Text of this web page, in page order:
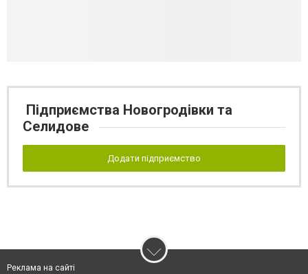
Підприємства Новогродівки та
Селидове
Додати підприємство
Реклама на сайті